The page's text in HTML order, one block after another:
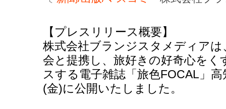
【プレスリリース概要】
株式会社ブランジスタメディアは
会と提携し、旅好きの好奇心を
スする電子雑誌「旅色FOCAL」
(金)に公開いたしました。